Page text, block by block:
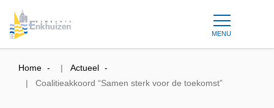
MENU
Home
Actueel
Coalitieakkoord “Samen sterk voor de toekomst”